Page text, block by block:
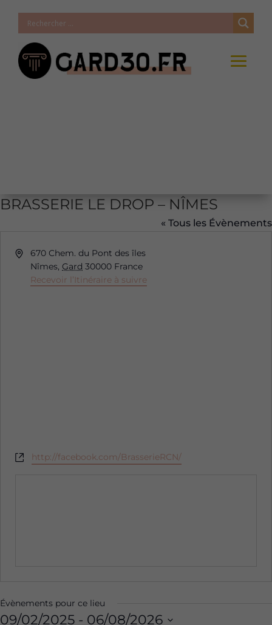
BRASSERIE LE DROP – NÎMES
« Tous les Évènements
Adresse670 Chem. du Pont des îles
Nîmes, Gard 30000 France
Recevoir l’Itinéraire à suivre
Site
http://facebook.com/BrasserieRCN/
Évènements pour ce lieu
09/02/2025 - 06/08/2026